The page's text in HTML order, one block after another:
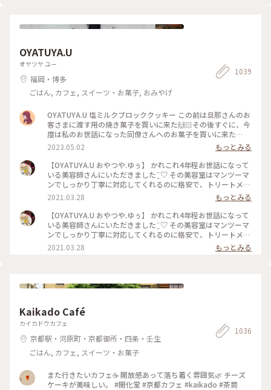
8種の盛り合わせを、まずはそのまま薬味やタレで楽しみ。。
出してくれるごぼう茶もgooです。 2日間ずっとドライバー、
ガイドをしてくださったnaonaoaromaさん。 久留米から博多
まで、一緒に夕飯を食べる為に来てくれました。 感謝、感謝
の楽しかった2日間もあっという間に過ぎ このあとは涙のお別
れが待っていました😢 また必ずお会いしましょう✨ (11月3日
OYATUYA.U
オヤツヤ ユー
福岡・博多
ごはん, カフェ, スイーツ・お菓子, おみやげ
1039
OYATUYA.U 塩ミルクブロッククッキー この前は旦那さんのお
客さまに渡す用の焼き菓子を買いに来た🙌🏻その後すぐに、今
度は私のお世話になった同僚さんへのお菓子を買いに来た🙌🏻
🙌🏻 大切な人に何かかわいいお菓子渡したいな〜と思ったら
ユーさんのお菓子が我が家では選ばれる☺️ #福岡#桜坂#ガトー
ショコラ#洋菓子#福岡土産#お土産
2023.05.02
もっとみる
【OYATUYA.U おやつや.ゆぅ】 かれこれ4年程お世話になって
いる美容師さんにいただきました¨̮♡︎ その美容室はマンツーマ
ンでしっかり丁寧に対応してくれるのに格安で、トリートメン
トとか押し付けたりしない、とても居心地のいいお店です。 そ
んな素敵な美容師なので、私がおいしいと思うおやつを何度か
差し入れをしていました。 そのお礼と言うことで準備してく
れていました。 このガトーショコラは濃厚でねっとりした食
感、ひとくち食べただけで目と鼻の穴が大きくなってしまうぐ
らいおいしくて大満足なのですが、もちろんひとくちでは終わ
りません( ˙༥˙ )✨ こんなおいしいものをいただけて 私は幸せで
2021.03.28
もっとみる
【OYATUYA.U おやつや.ゆぅ】 かれこれ4年程お世話になって
いる美容師さんにいただきました¨̮♡︎ その美容室はマンツーマ
ンでしっかり丁寧に対応してくれるのに格安で、トリートメン
トとか押し付けたりしない、とても居心地のいいお店です。 そ
んな素敵な美容師なので、私がおいしいと思うおやつを何度か
感、ひとくち食べただけで目と鼻の穴が大きくなってしまうぐ
す( ¯ ¨̯ ¯̥̥ ) 開店前から行列が出来るのも頷けます。 ことりっぷ
にも早いうちに投稿しなくちゃと思っていたお店です。
2021.03.28 もっとみる
Kaikado Café
カイカドウカフェ
京都駅・河原町・京都御所・四条・壬生
ごはん, カフェ, スイーツ・お菓子
1036
また行きたいカフェ☕️ 開放感あって落ち着く雰囲気🌿 チーズ
ケーキが美味しい。 #開化堂 #京都カフェ #kaikado #茶筒